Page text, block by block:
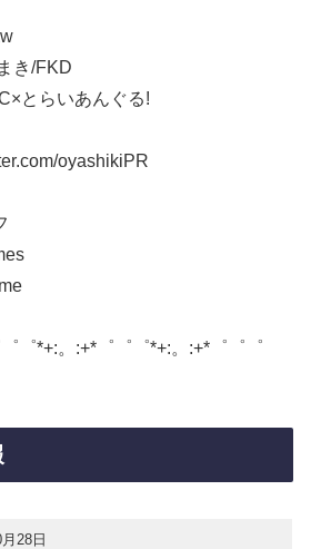
き/FKD
とらいあんぐる!
oyashikiPR
゜*+:。:+*゜゜゜*+:。:+*゜゜゜
28日